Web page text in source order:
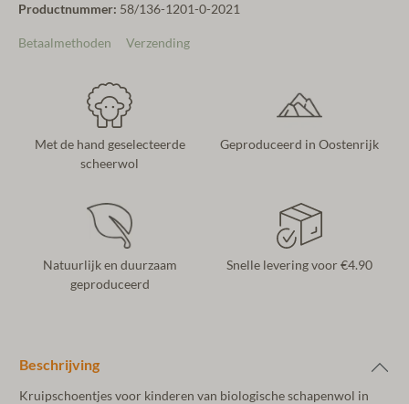
Productnummer: 58/136-1201-0-2021
Betaalmethoden Verzending
Met de hand geselecteerde
scheerwol
Geproduceerd in Oostenrijk
Natuurlijk en duurzaam
geproduceerd
Snelle levering voor €4.90
Beschrijving
Kruipschoentjes voor kinderen van biologische schapenwol in